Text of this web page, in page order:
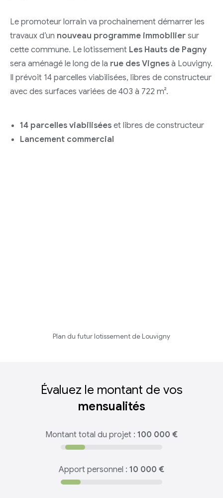
Le promoteur lorrain va prochainement démarrer les
travaux d’un nouveau programme immobiliersur
cette commune. Le lotissement Les Hauts de Pagny
sera aménagé le long de la rue des Vignesà Louvigny.
Il prévoit 14 parcelles viabilisées, libres de constructeur
avec des surfaces variées de 403 à 722 m².
14 parcelles viabiliséeset libres de constructeur
Lancement commercial
Plan du futur lotissement de Louvigny
Évaluez le montant de vos
mensualités
Montant total du projet : 100 000 €
Apport personnel : 10 000 €